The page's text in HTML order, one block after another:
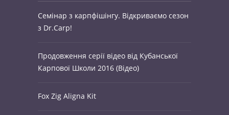
Семінар з карпфішінгу. Відкриваємо сезон
з Dr.Carp!
Продовження серії відео від Кубанської
Карпової Школи 2016 (Відео)
Fox Zig Aligna Kit